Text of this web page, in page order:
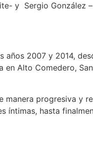
y Sergio González
años 2007 y 2014,
Alto Comedero,
manera progresiva y
íntimas, hasta